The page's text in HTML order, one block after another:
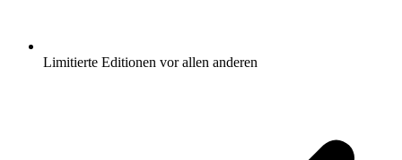
Limitierte Editionen vor allen anderen